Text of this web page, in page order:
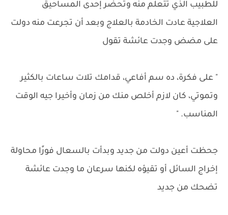
للطبيب الذي تتعلم منه وتحضر إحدى المساحيق
العلاجية عادت الخادمة بالعلاج وبعد أن تجرعت منه دولت
على مضض وجدت عائشة تقول
" على فكرة، ده سم أفاعي، قدامك تلات ساعات بالكثير
وتموتي، كان لازم أخلص منك من زمان وأخيرا جيه الوقت
المناسب. "
جحظت أعين دولت من جديد وبدأت بالسعال فورًا محاولة
إخراج السائل أو تقيؤه لكنها سرعان ما وجدت عائشة
تضحك من جديد